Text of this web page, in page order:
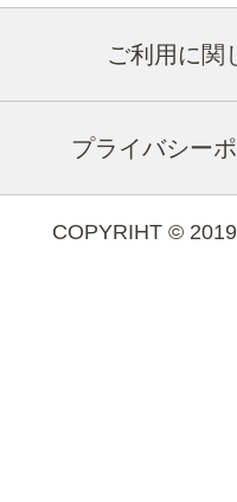
ご利用に関
プライバシー
COPYRIHT ©